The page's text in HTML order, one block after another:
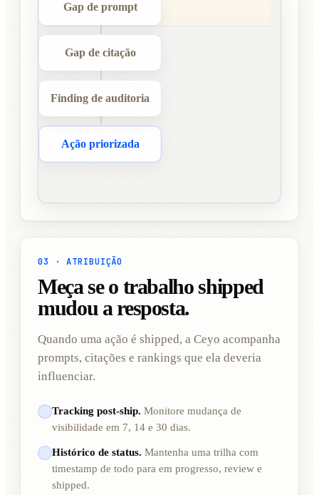
Gap de prompt
Gap de citação
Finding de auditoria
Ação priorizada
03 · ATRIBUIÇÃO
Meça se o trabalho shipped
mudou a resposta.
Quando uma ação é shipped, a Ceyo acompanha
prompts, citações e rankings que ela deveria
influenciar.
Tracking post-ship. Monitore mudança de
visibilidade em 7, 14 e 30 dias.
Histórico de status. Mantenha uma trilha com
timestamp de todo para em progresso, review e
shipped.